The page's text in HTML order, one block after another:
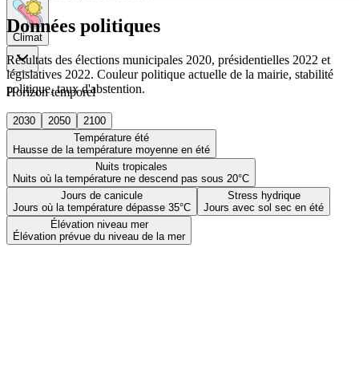
Climat
Horizon temporel
2030 2050
2100
Température été
Hausse de la température moyenne en été
Nuits tropicales
Nuits où la température ne descend pas sous 20°C
Jours de canicule
Jours où la température dépasse 35°C
Stress hydrique
Jours avec sol sec en été
Élévation niveau mer
Élévation prévue du niveau de la mer
Données politiques
Résultats des élections municipales 2020, présidentielles 2022 et
législatives 2022. Couleur politique actuelle de la mairie, stabilité
politique, taux d'abstention.